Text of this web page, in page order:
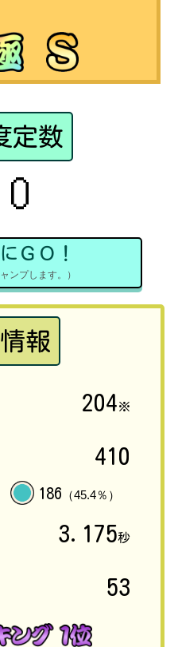
定数
ＧＯ！
ンプします。）
報
204※
410
186 （45.4％）
3.175秒
53